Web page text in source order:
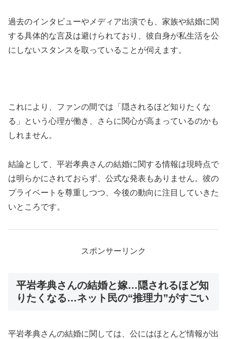
過去のインタビューやメディア出演でも、家族や結婚に関
する具体的な言及は避けられており、彼自身が私生活を公
にしないスタンスを取っていることが伺えます。
これにより、ファンの間では「隠されるほど知りたくな
る」という心理が働き、さらに関心が高まっているのかも
しれません。
結論として、平岩孝典さんの結婚に関する情報は現時点で
は明らかにされておらず、公式な発表もありません。彼の
プライベートを尊重しつつ、今後の動向に注目していきた
いところです。
スポンサーリンク
平岩孝典さんの結婚と嫁…隠されるほど知
りたくなる…ネット民の“推理力”がすごい
平岩孝典さんの結婚に関しては、公にはほとんど情報が出